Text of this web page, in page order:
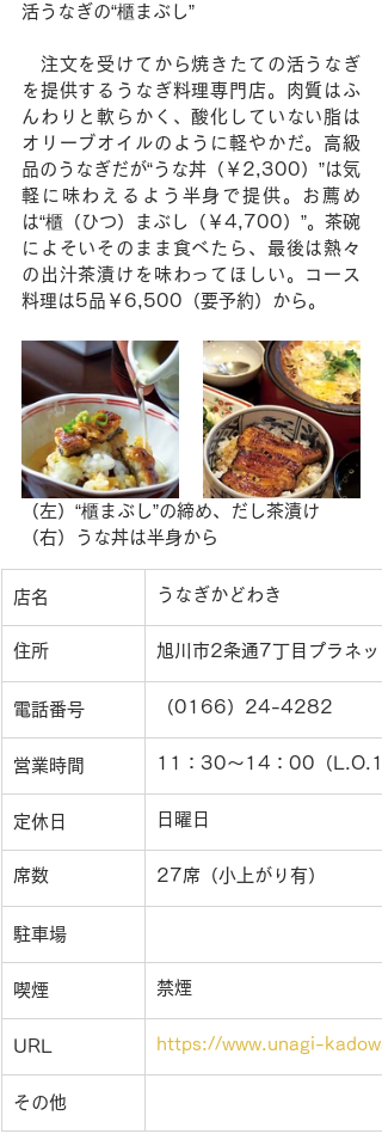
活うなぎの“櫃まぶし”
注文を受けてから焼きたての活うなぎ
を提供するうなぎ料理専門店。肉質はふ
んわりと軟らかく、酸化していない脂は
オリーブオイルのように軽やかだ。高級
品のうなぎだが“うな丼（￥2,300）”は気
軽に味わえるよう半身で提供。お薦め
は“櫃（ひつ）まぶし（￥4,700）”。茶碗
によそいそのまま食べたら、最後は熱々
の出汁茶漬けを味わってほしい。コース
料理は5品￥6,500（要予約）から。
（左）“櫃まぶし”の締め、だし茶漬け
（右）うな丼は半身から
店名 うなぎかどわき
住所 旭川市2条通7丁目プラネッ
電話番号 （0166）24-4282
営業時間 11：30〜14：00（
定休日 日曜日
席数 27席（小上がり有）
駐車場
喫煙 禁煙
URL https://www.unagi-
その他